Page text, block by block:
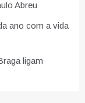
Abreu
ano com a vida
ligam